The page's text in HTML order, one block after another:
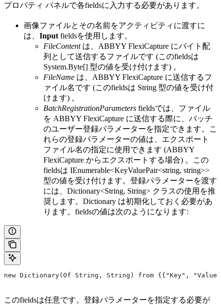
プロパティ パネルで各fieldsに入力する必要があります。
画像ファイルとその名前をアクティビティに渡すに
は、 Input fieldsを使用します。
FileContentは、ABBYY FlexiCapture にバイト配
列として送信するファイルです (このfieldsは
System.Byte[] 型の値を受け付けます) 。
FileName は、ABBYY FlexiCapture に送信するフ
ァイル名です (このfieldsは String 型の値を受け付
けます) 。
BatchRegistrationParameters fieldsでは、ファイル
を ABBYY FlexiCapture に送信する際に、バッチ
のユーザー登録パラメーターを指定できます。こ
れらの登録パラメーターの値は、エクスポート
ファイル名の指定に使用できます (ABBYY
FlexiCapture からエクスポートする場合) 。この
fieldsは IEnumerable<KeyValuePair<string, string>>
型の値を受け付けます。登録パラメーターを渡す
には、Dictionary<String, String> クラスの使用を推
奨します。Dictionary は初期化しておく必要があ
ります。fieldsの値は次のようになります:
new Dictionary(Of String, String) from {{"Key",
このfieldsは任意です。登録パラメーターを指定する必要が